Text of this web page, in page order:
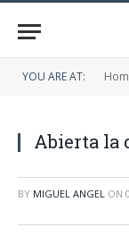
YOU ARE AT:
Abierta la
BY MIGUEL ANGEL ON